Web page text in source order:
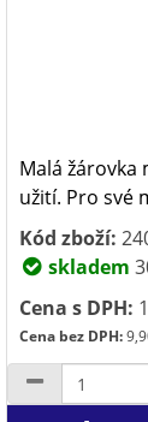
Malá žárovka
užití. Pro své
Kód zboží:
skladem
Cena s DPH:
Cena bez DPH: